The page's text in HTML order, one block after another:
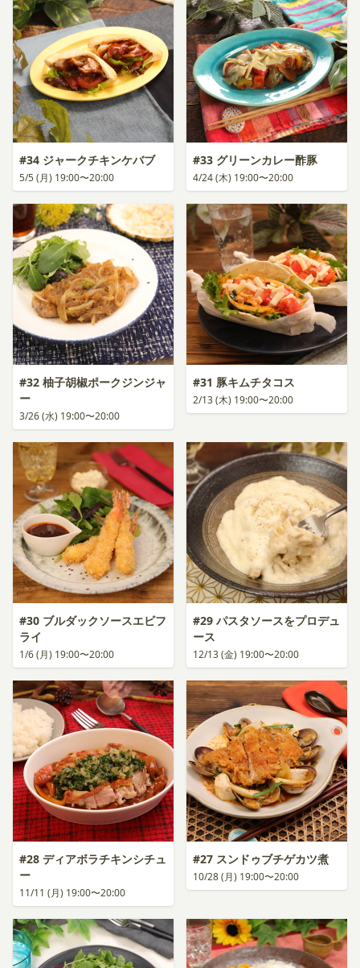
#34 ジャークチキンケバブ
5/5 (月) 19:00〜20:00
#33 グリーンカレー酢豚
4/24 (木) 19:00〜20:00
#32 柚子胡椒ポークジンジャ
ー
3/26 (水) 19:00〜20:00
#31 豚キムチタコス
2/13 (木) 19:00〜20:00
#30 ブルダックソースエビフ
ライ
1/6 (月) 19:00〜20:00
#29 パスタソースをプロデュ
ース
12/13 (金) 19:00〜20:00
#28 ディアボラチキンシチュ
ー
11/11 (月) 19:00〜20:00
#27 スンドゥブチゲカツ煮
10/28 (月) 19:00〜20:00